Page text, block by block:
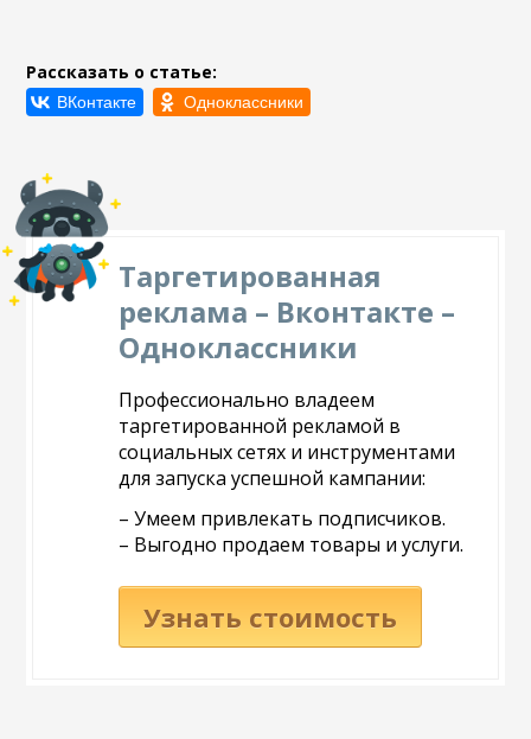
Рассказать о статье:
Таргетированная
реклама – Вконтакте –
Одноклассники
Профессионально владеем
таргетированной рекламой в
социальных сетях и инструментами
для запуска успешной кампании:
– Умеем привлекать подписчиков.
– Выгодно продаем товары и услуги.
Узнать стоимость